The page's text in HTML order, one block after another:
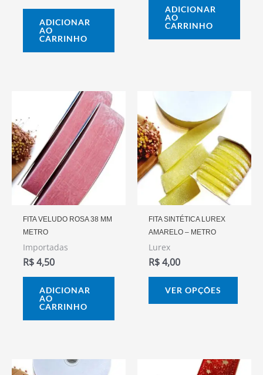
ADICIONAR
AO
CARRINHO
ADICIONAR
AO
CARRINHO
FITA VELUDO ROSA 38 MM
METRO
Importadas
R$4,50
ADICIONAR
AO
CARRINHO
FITA SINTÉTICA LUREX
AMARELO – METRO
Lurex
R$4,00
VER OPÇÕES
As
do